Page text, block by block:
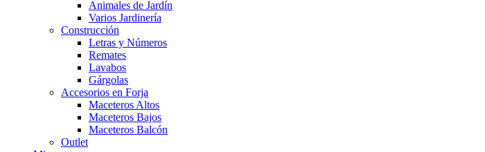
Animales de Jardín
Varios Jardinería
Construcción
Letras y Números
Remates
Lavabos
Gárgolas
Accesorios en Forja
Maceteros Altos
Maceteros Bajos
Maceteros Balcón
Outlet